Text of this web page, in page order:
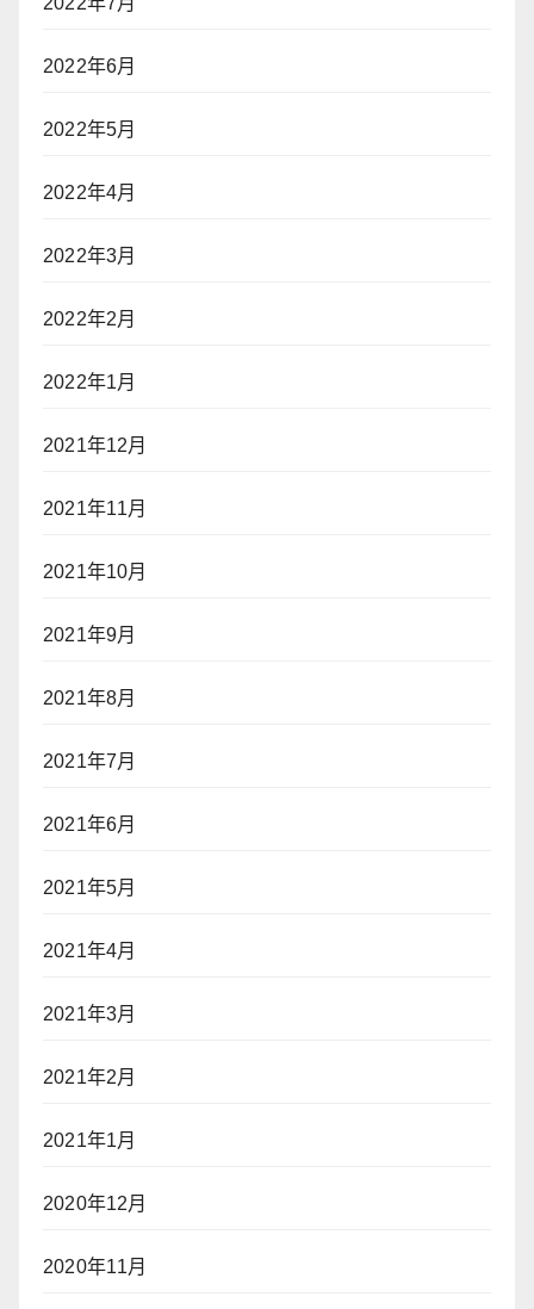
2022年6月
2022年5月
2022年4月
2022年3月
2022年2月
2022年1月
2021年12月
2021年11月
2021年10月
2021年9月
2021年8月
2021年7月
2021年6月
2021年5月
2021年4月
2021年3月
2021年2月
2021年1月
2020年12月
2020年11月